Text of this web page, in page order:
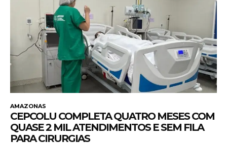
AMAZONAS
CEPCOLU COMPLETA QUATRO MESES COM
QUASE 2 MIL ATENDIMENTOS E SEM FILA
PARA CIRURGIAS